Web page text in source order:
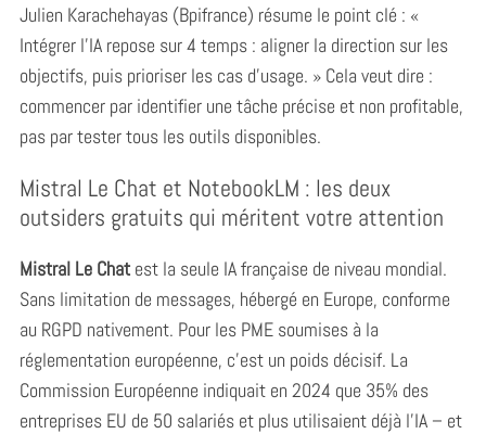
Julien Karachehayas (Bpifrance) résume le point clé : «
Intégrer l’IA repose sur 4 temps : aligner la direction sur les
objectifs, puis prioriser les cas d’usage. » Cela veut dire :
commencer par identifier une tâche précise et non profitable,
pas par tester tous les outils disponibles.
Mistral Le Chat et NotebookLM : les deux
outsiders gratuits qui méritent votre attention
Mistral Le Chatest la seule IA française de niveau mondial.
Sans limitation de messages, hébergé en Europe, conforme
au RGPD nativement. Pour les PME soumises à la
réglementation européenne, c’est un poids décisif. La
Commission Européenne indiquait en 2024 que 35% des
entreprises EU de 50 salariés et plus utilisaient déjà l’IA – et